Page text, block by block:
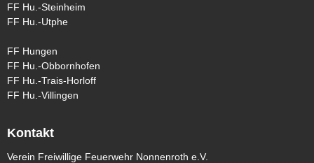
FF Hu.-Steinheim
FF Hu.-Utphe
FF Hungen
FF Hu.-Obbornhofen
FF Hu.-Trais-Horloff
FF Hu.-Villingen
Kontakt
Verein Freiwillige Feuerwehr Nonnenroth e.V.